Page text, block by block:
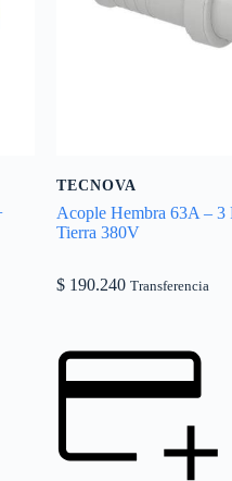
TECNOVA
Acople Hembra 63A – 3
Tierra 380V
$190.240 Transferencia